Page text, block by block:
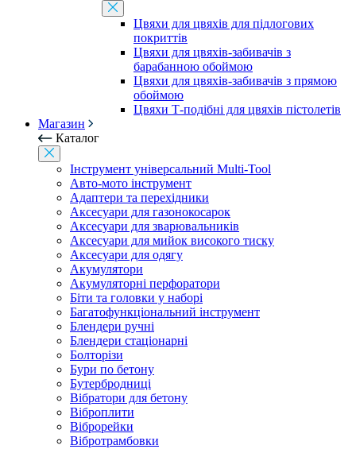
Цвяхи для цвяхів для підлогових
покриттів
Цвяхи для цвяхів-забивачів з
барабанною обоймою
Цвяхи для цвяхів-забивачів з прямою
обоймою
Цвяхи Т-подібні для цвяхів пістолетів
Магазин
Каталог
Інструмент універсальний Multi-Tool
Авто-мото інструмент
Адаптери та перехідники
Аксесуари для газонокосарок
Аксесуари для зварювальників
Аксесуари для мийок високого тиску
Аксесуари для одягу
Акумулятори
Акумуляторні перфоратори
Біти та головки у наборі
Багатофункціональний інструмент
Блендери ручні
Блендери стаціонарні
Болторізи
Бури по бетону
Бутербродниці
Вібратори для бетону
Віброплити
Віброрейки
Вібротрамбовки